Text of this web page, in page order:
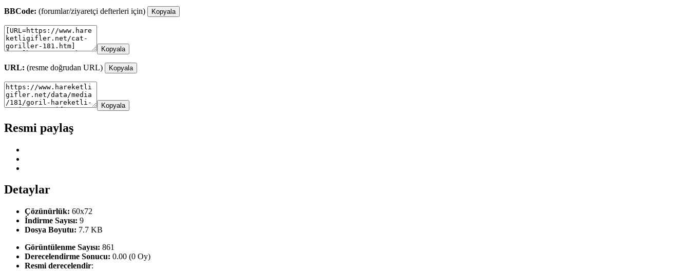
BBCode: (forumlar/ziyaretçi defterleri için) Kopyala
Kopyala
URL: (resme doğrudan URL) Kopyala
Kopyala
Resmi paylaş
Detaylar
Çözünürlük: 60x72
İndirme Sayısı: 9
Dosya Boyutu: 7.7 KB
Görüntülenme Sayısı: 861
Derecelendirme Sonucu: 0.00 (0 Oy)
Resmi derecelendir: